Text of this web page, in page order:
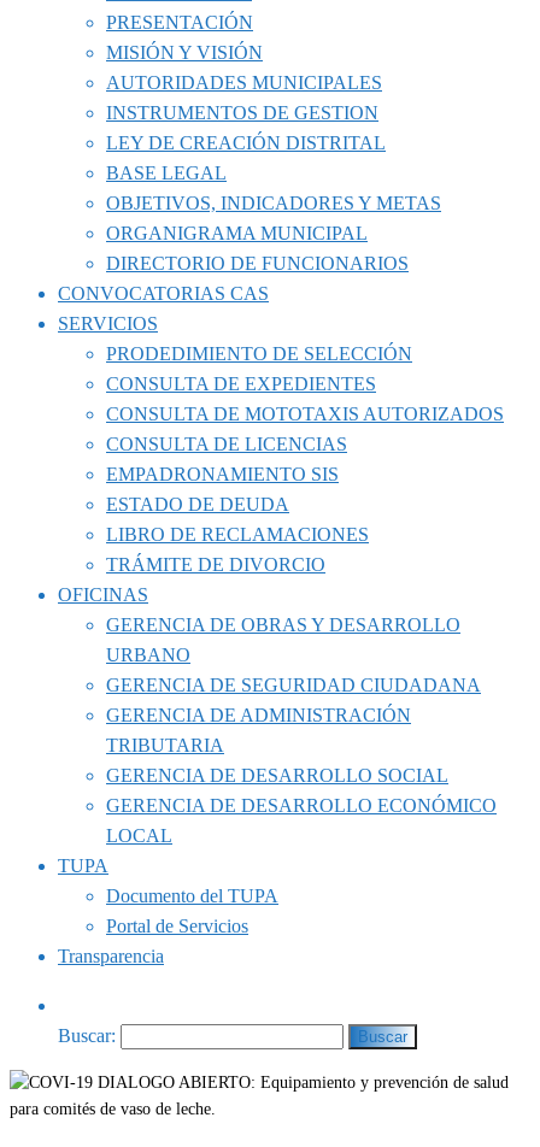
PRESENTACIÓN
MISIÓN Y VISIÓN
AUTORIDADES MUNICIPALES
INSTRUMENTOS DE GESTION
LEY DE CREACIÓN DISTRITAL
BASE LEGAL
OBJETIVOS, INDICADORES Y METAS
ORGANIGRAMA MUNICIPAL
DIRECTORIO DE FUNCIONARIOS
CONVOCATORIAS CAS
SERVICIOS
PRODEDIMIENTO DE SELECCIÓN
CONSULTA DE EXPEDIENTES
CONSULTA DE MOTOTAXIS AUTORIZADOS
CONSULTA DE LICENCIAS
EMPADRONAMIENTO SIS
ESTADO DE DEUDA
LIBRO DE RECLAMACIONES
TRÁMITE DE DIVORCIO
OFICINAS
GERENCIA DE OBRAS Y DESARROLLO
URBANO
GERENCIA DE SEGURIDAD CIUDADANA
GERENCIA DE ADMINISTRACIÓN
TRIBUTARIA
GERENCIA DE DESARROLLO SOCIAL
GERENCIA DE DESARROLLO ECONÓMICO
LOCAL
TUPA
Documento del TUPA
Portal de Servicios
Transparencia
Buscar: